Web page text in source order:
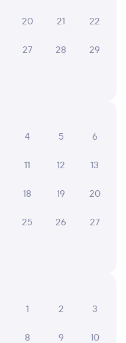
о поездах
20 21 22
27 28 29
4 5 6
11 12 13
18 19 20
25 26 27
1
2 3
8 9 10